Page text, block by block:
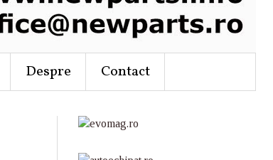
Despre Contact